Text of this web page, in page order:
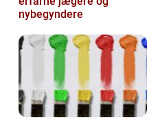
nybegyndere